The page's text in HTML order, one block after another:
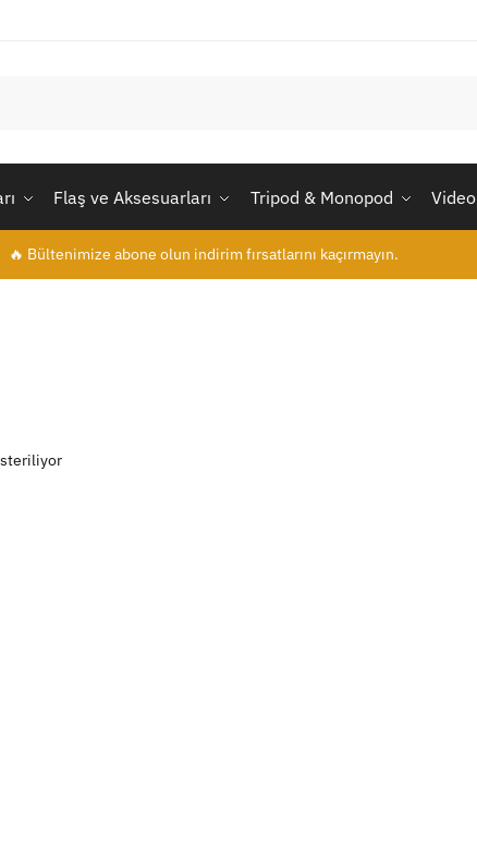
Flaş ve Aksesuarları Tripod & Monopod Video
🔥 Bültenimize abone olun indirim fırsatlarını kaçırmayın.